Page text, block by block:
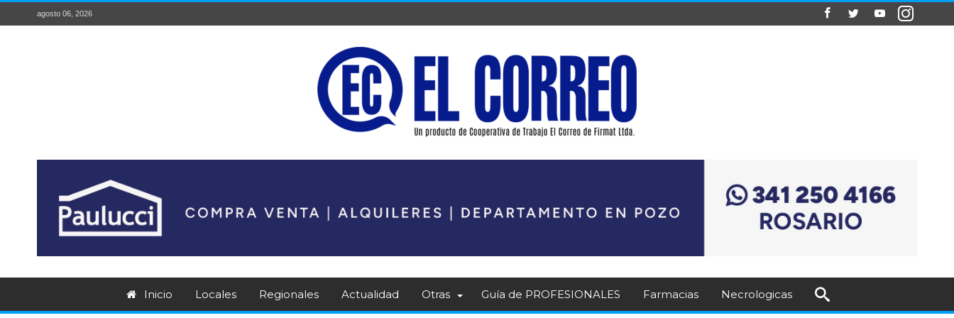
agosto 06, 2026
Inicio Locales Regionales Actualidad Otras Guía de PROFESIONALES Farmacias Necrologicas